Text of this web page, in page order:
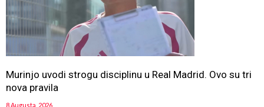
Murinjo uvodi strogu disciplinu u Real Madrid. Ovo su tri
nova pravila
8 Augusta, 2026